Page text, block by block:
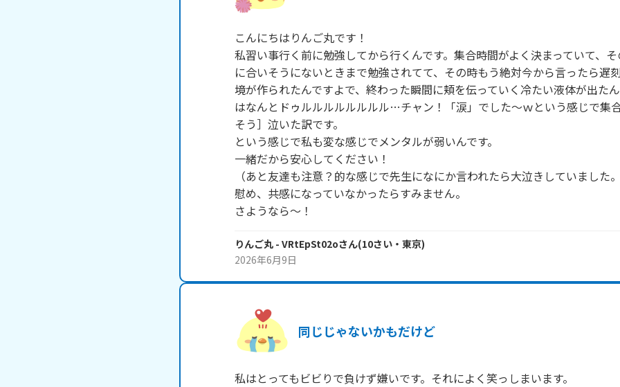
こんにちはりんご丸です！
私習い事行く前に勉強してから行くんです。集合時間がよく決まっていて、
に合いそうにないときまで勉強されてて、その時もう絶対今から言ったら遅
境が作られたんですよで、終わった瞬間に頬を伝っていく冷たい液体が出た
はなんとドゥルルルルルルルル…チャン！「涙」でした～ｗという感じで集
そう］泣いた訳です。
という感じで私も変な感じでメンタルが弱いんです。
一緒だから安心してください！
（あと友達も注意？的な感じで先生になにか言われたら大泣きしていました。
慰め、共感になっていなかったらすみません。
さようなら～！
りんご丸 - VRtEpSt02oさん(10さい・ 東京)
2026年6月9日
同じじゃないかもだけど
私はとってもビビりで負けず嫌いです。それによく笑っしまいます。